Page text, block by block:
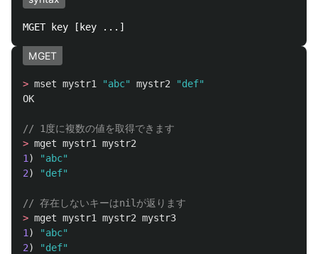
MGET
> mset mystr1 "abc" mystr2
"def"
OK
// 1度に複数の値を取得できます
> mget mystr1
mystr2
1 )
"abc"
2) "def"
// 存在しないキーはnilが返ります
> mget mystr1 mystr2 mystr3
1 )
"abc"
2)
"def"